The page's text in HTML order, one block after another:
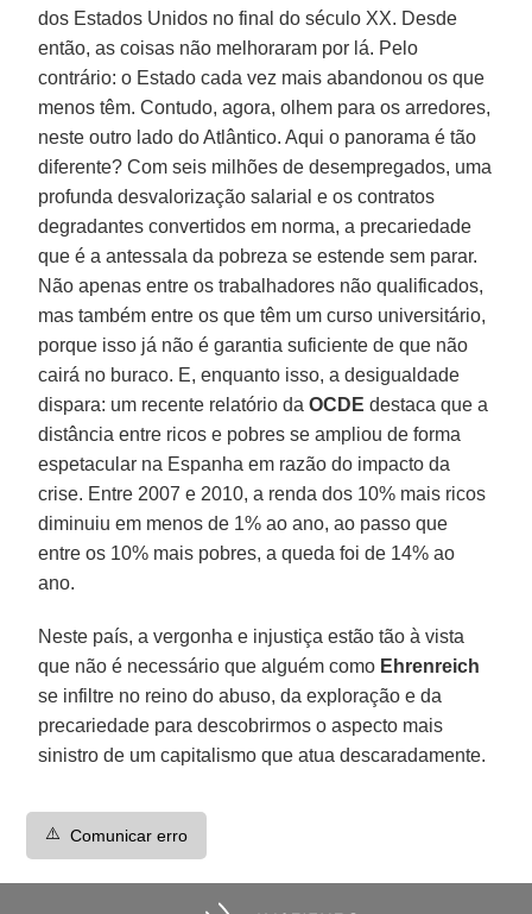
dos Estados Unidos no final do século XX. Desde
então, as coisas não melhoraram por lá. Pelo
contrário: o Estado cada vez mais abandonou os que
menos têm. Contudo, agora, olhem para os arredores,
neste outro lado do Atlântico. Aqui o panorama é tão
diferente? Com seis milhões de desempregados, uma
profunda desvalorização salarial e os contratos
degradantes convertidos em norma, a precariedade
que é a antessala da pobreza se estende sem parar.
Não apenas entre os trabalhadores não qualificados,
mas também entre os que têm um curso universitário,
porque isso já não é garantia suficiente de que não
cairá no buraco. E, enquanto isso, a desigualdade
dispara: um recente relatório daOCDE destaca que a
distância entre ricos e pobres se ampliou de forma
espetacular na Espanha em razão do impacto da
crise. Entre 2007 e 2010, a renda dos 10% mais ricos
diminuiu em menos de 1% ao ano, ao passo que
entre os 10% mais pobres, a queda foi de 14% ao
ano.
Neste país, a vergonha e injustiça estão tão à vista
que não é necessário que alguém como Ehrenreich
se infiltre no reino do abuso, da exploração e da
precariedade para descobrirmos o aspecto mais
sinistro de um capitalismo que atua descaradamente.
⚠️ Comunicar erro